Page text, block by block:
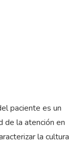
paciente es un
de la atención en
la cultura